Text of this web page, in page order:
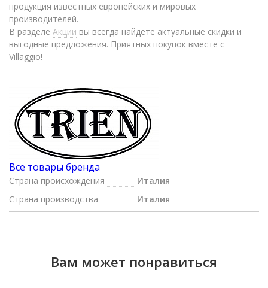
продукция известных европейских и мировых
производителей.
В разделе Акции вы всегда найдете актуальные скидки и
выгодные предложения. Приятных покупок вместе с
Villaggio!
Все товары бренда
Страна происхождения
Италия
Страна производства
Италия
Вам может понравиться